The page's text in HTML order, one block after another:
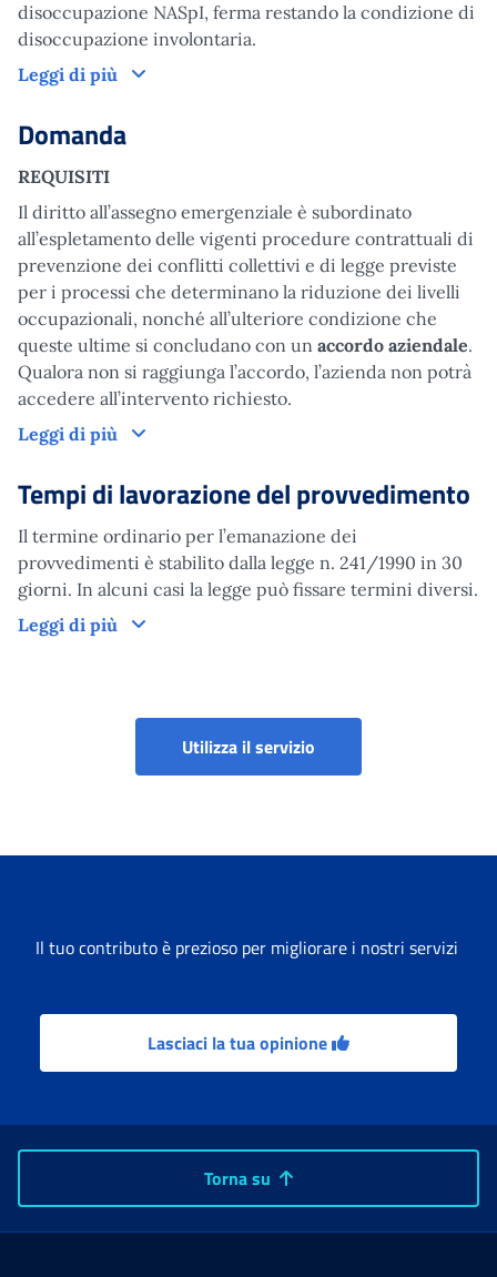
disoccupazione NASpI, ferma restando la condizione di
disoccupazione involontaria.
Leggi di più
Come funziona
Domanda
REQUISITI
Il diritto all’assegno emergenziale è subordinato
all’espletamento delle vigenti procedure contrattuali di
prevenzione dei conflitti collettivi e di legge previste
per i processi che determinano la riduzione dei livelli
occupazionali, nonché all’ulteriore condizione che
queste ultime si concludano con un accordo aziendale.
Qualora non si raggiunga l’accordo, l’azienda non potrà
accedere all’intervento richiesto.
Leggi di più
Domanda
Tempi di lavorazione del provvedimento
Il termine ordinario per l’emanazione dei
provvedimenti è stabilito dalla legge n. 241/1990 in 30
giorni. In alcuni casi la legge può fissare termini diversi.
Leggi di più
Tempi di lavorazione del provvedimento
Utilizza il servizio
Il tuo contributo è prezioso per migliorare i nostri servizi
Lasciaci la tua opinione
Torna su